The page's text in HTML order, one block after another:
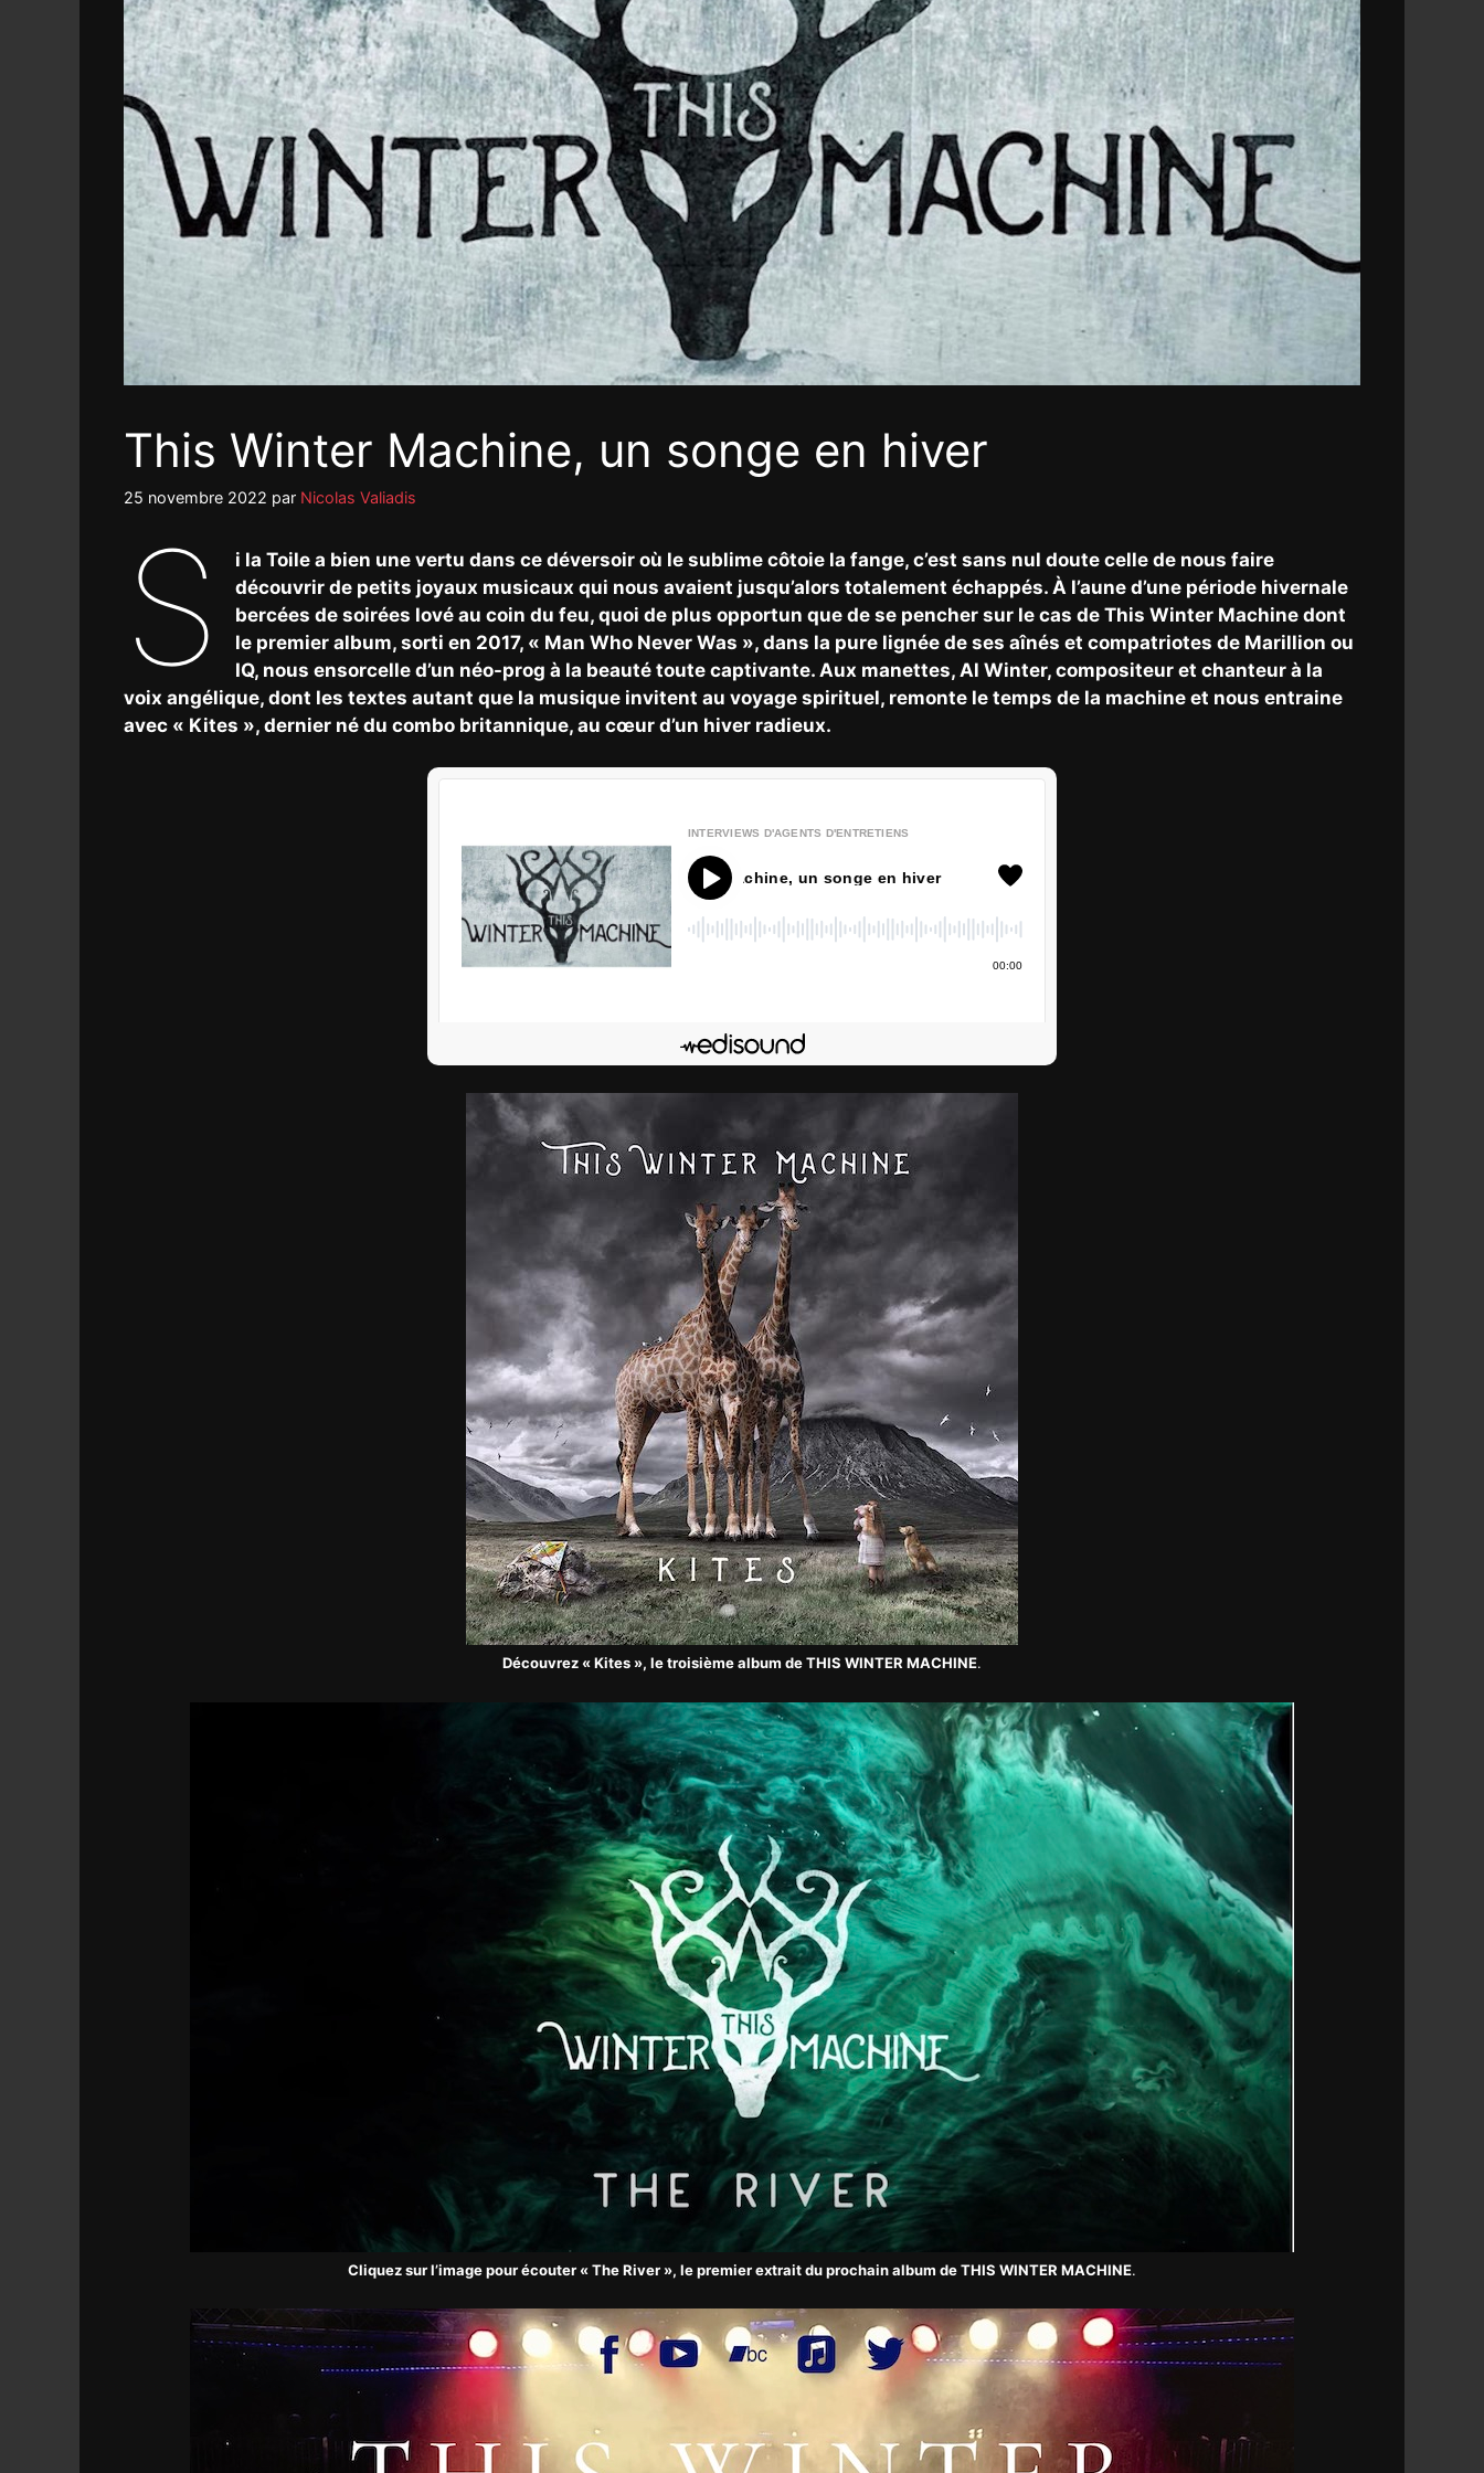
This Winter Machine, un songe en hiver
25 novembre 2022 par Nicolas Valiadis
S
i la Toile a bien une vertu dans ce déversoir où le sublime côtoie la fange, c’est sans nul doute celle de nous faire
découvrir de petits joyaux musicaux qui nous avaient jusqu’alors totalement échappés. À l’aune d’une période hivernale
bercées de soirées lové au coin du feu, quoi de plus opportun que de se pencher sur le cas de This Winter Machine dont
le premier album, sorti en 2017, « Man Who Never Was », dans la pure lignée de ses aînés et compatriotes de Marillion ou
IQ, nous ensorcelle d’un néo-prog à la beauté toute captivante. Aux manettes, Al Winter, compositeur et chanteur à la
voix angélique, dont les textes autant que la musique invitent au voyage spirituel, remonte le temps de la machine et nous entraine
avec « Kites », dernier né du combo britannique, au cœur d’un hiver radieux.
INTERVIEWS D'AGENTS D'ENTRETIENS
This Winter Machine, un songe en hiver
00:00
Edisound
Partager l'épisode
LinkedIn
Découvrez « Kites », le troisième album de THIS WINTER MACHINE.
Cliquez sur l’image pour écouter « The River », le premier extrait du prochain album de THIS WINTER MACHINE.